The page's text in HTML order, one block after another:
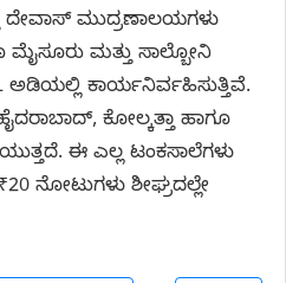
ದೇವಾಸ್‌ ಮುದ್ರಣಾಲಯಗಳು
ಮತ್ತು ಸಾಲ್ಬೋನಿ
ಅಡಿಯಲ್ಲಿ ಕಾರ್ಯನಿರ್ವಹಿಸುತ್ತಿವೆ.
ಕೋಲ್ಕತ್ತಾ ಹಾಗೂ
ಈ ಎಲ್ಲ ಟಂಕಸಾಲೆಗಳು
ನೋಟುಗಳು ಶೀಘ್ರದಲ್ಲೇ